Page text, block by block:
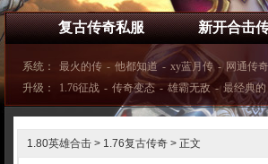
复古传奇私服 新开合击
系统： 最火的传 - 他都知道 - xy蓝月传 - 网通传奇
升级：
1.76征战 - 传奇变态 - 雄霸无敌 - 最经典的
1.80英雄合击 > 1.76复古传奇 > 正文